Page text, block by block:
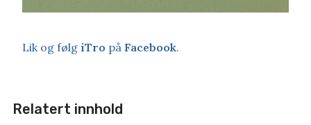
Lik og følg iTro på Facebook.
Relatert innhold